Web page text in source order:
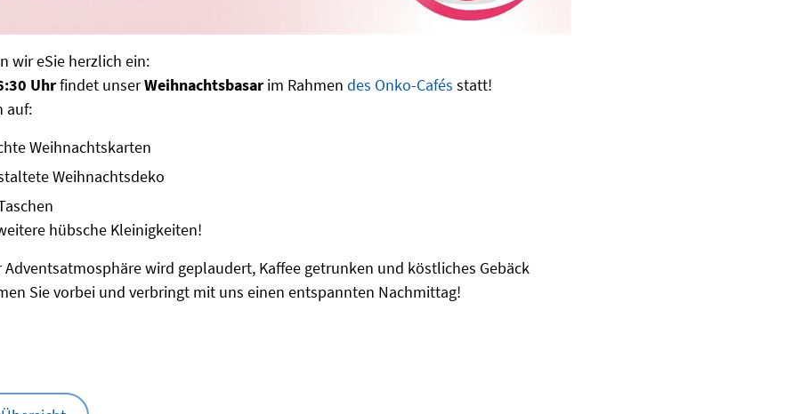
wir eSie herzlich ein:
Uhrfindet unserWeihnachtsbasar im Rahmen des Onko-Cafés statt!
auf:
Weihnachtskarten
Weihnachtsdeko
hübsche Kleinigkeiten!
wird geplaudert, Kaffee getrunken und köstliches Gebäck
Sie vorbei und verbringt mit uns einen entspannten Nachmittag!